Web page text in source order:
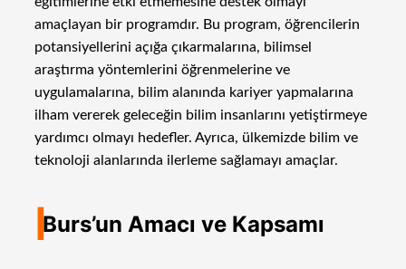
amaçlayan bir programdır. Bu program, öğrencilerin
potansiyellerini açığa çıkarmalarına, bilimsel
araştırma yöntemlerini öğrenmelerine ve
uygulamalarına, bilim alanında kariyer yapmalarına
ilham vererek geleceğin bilim insanlarını yetiştirmeye
yardımcı olmayı hedefler. Ayrıca, ülkemizde bilim ve
teknoloji alanlarında ilerleme sağlamayı amaçlar.
IBurs’un Amacı ve Kapsamı